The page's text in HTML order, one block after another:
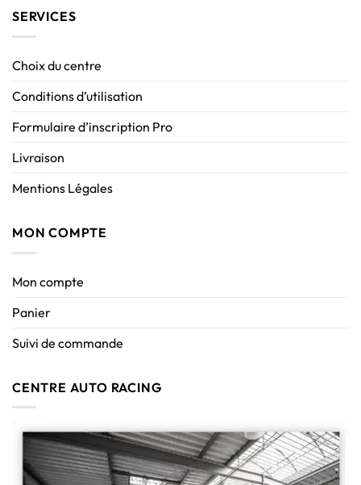
SERVICES
Choix du centre
Conditions d’utilisation
Formulaire d’inscription Pro
Livraison
Mentions Légales
MON COMPTE
Mon compte
Panier
Suivi de commande
CENTRE AUTO RACING